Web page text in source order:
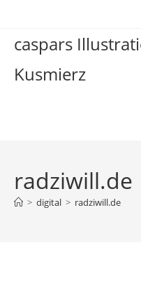
springen
caspars
Kusmierz
radziwill.de
> digital > radziwill.de